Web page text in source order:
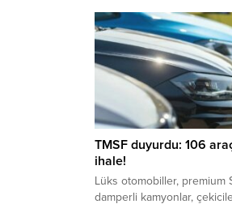
TMSF duyurdu: 106
ihale!
Lüks otomobiller, premium
damperli kamyonlar,